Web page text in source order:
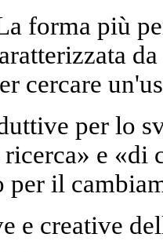
forma più
cercare
per lo
e «di
per il
e creative